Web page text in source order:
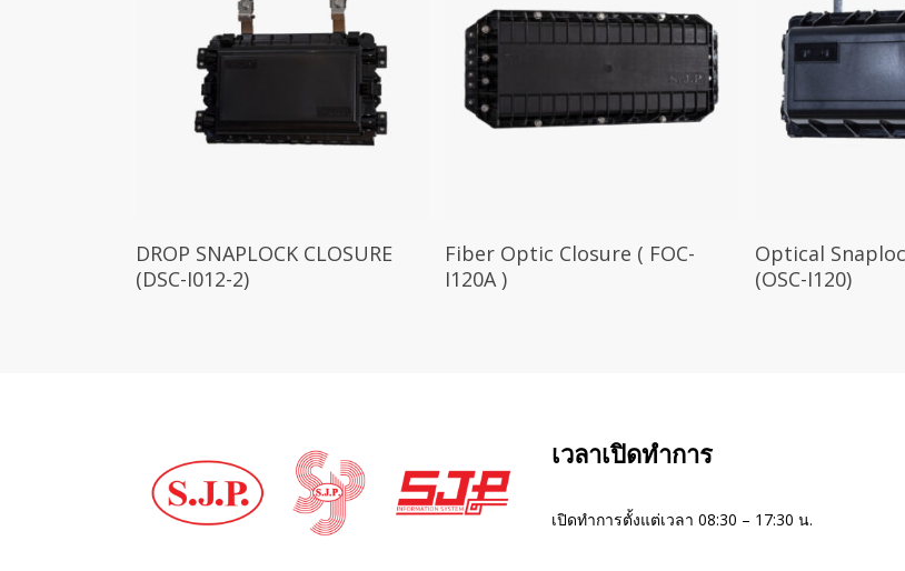
DROP SNAPLOCK CLOSURE
(DSC-I012-2)
Fiber Optic Closure ( FOC-
I120A )
Optical
(OSC-I120)
เวลาเปิดทำการ
เปิดทำการตั้งแต่เวลา 08:30 – 17:30 น.